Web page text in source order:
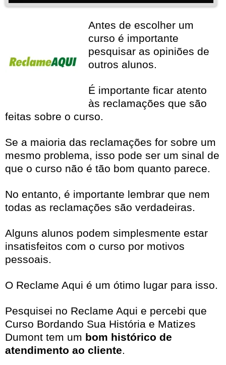
Antes de escolher um
curso é importante
pesquisar as opiniões de
outros alunos.
É importante ficar atento
às reclamações que são
feitas sobre o curso.
Se a maioria das reclamações for sobre um
mesmo problema, isso pode ser um sinal de
que o curso não é tão bom quanto parece.
No entanto, é importante lembrar que nem
todas as reclamações são verdadeiras.
Alguns alunos podem simplesmente estar
insatisfeitos com o curso por motivos
pessoais.
O Reclame Aqui é um ótimo lugar para isso.
Pesquisei no Reclame Aqui e percebi que
Curso Bordando Sua História e Matizes
Dumont tem um bom histórico de
atendimento ao cliente.